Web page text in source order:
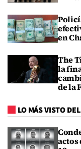
en
The
la
de la
LO MÁS VISTO
actos